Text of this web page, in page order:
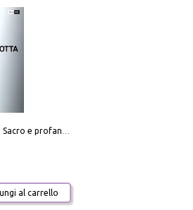
al carrello